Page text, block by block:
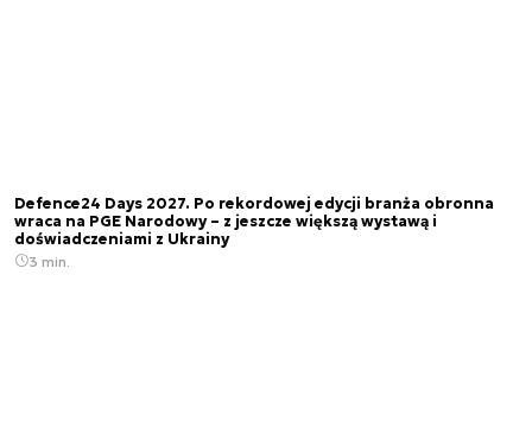
Defence24 Days 2027. Po rekordowej edycji branża obronna
wraca na PGE Narodowy – z jeszcze większą wystawą i
doświadczeniami z Ukrainy
3 min.